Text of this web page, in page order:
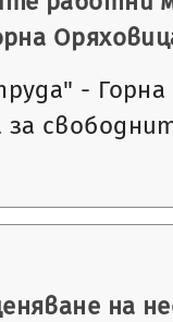
-
за
на